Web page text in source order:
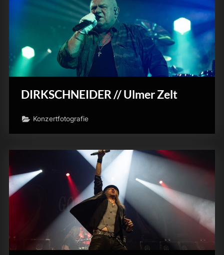
DIRKSCHNEIDER // Ulmer Zelt
Konzertfotografie